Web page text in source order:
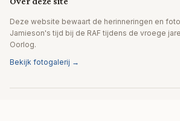
Deze website bewaart de herinneringen en
Jamieson's tijd bij de RAF tijdens de vroege
Oorlog.
Bekijk fotogalerij →